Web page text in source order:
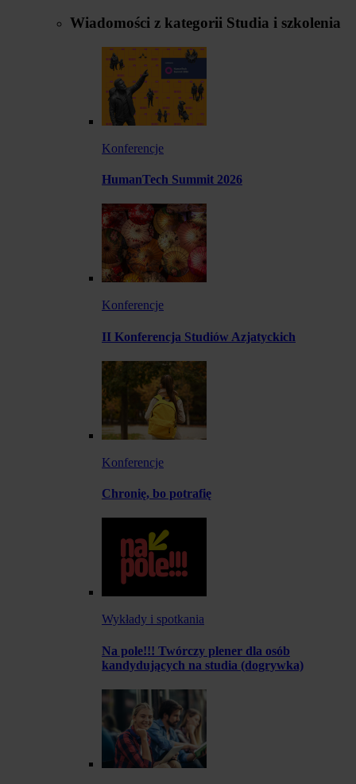
Wiadomości z kategorii Studia i szkolenia
Konferencje
HumanTech Summit 2026
Konferencje
II Konferencja Studiów Azjatyckich
Konferencje
Chronię, bo potrafię
Wykłady i spotkania
Na pole!!! Twórczy plener dla osób
kandydujących na studia (dogrywka)